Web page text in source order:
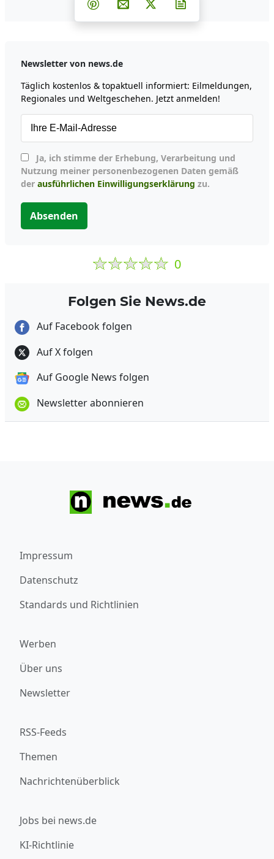
Teilen auf Pinterest
Per E-Mail teilen
Post auf X
Newsletter von news.de
Täglich kostenlos & topaktuell informiert: Eilmeldungen,
Regionales und Weltgeschehen. Jetzt anmelden!
Nutzung meiner personenbezogenen Daten gemäß
der ausführlichen Einwilligungserklärung zu.
Absenden
0
Folgen Sie News.de
Auf Facebook folgen
Auf X folgen
Auf Google News folgen
Newsletter abonnieren
Impressum
Datenschutz
Standards und Richtlinien
Werben
Über uns
Newsletter
RSS-Feeds
Themen
Nachrichtenüberblick
Jobs bei news.de
KI-Richtlinie